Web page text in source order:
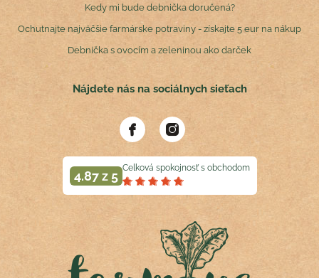
Kedy mi bude debnička doručená?
Ochutnajte najväčšie farmárske potraviny - získajte 5 eur na nákup
Debnička s ovocím a zeleninou ako darček
Nájdete nás na sociálnych sieťach
4.87 z 5
Celková spokojnosť s obchodom